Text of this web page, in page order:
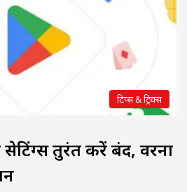
टिप्स & ट्रिक्स
सेटिंग्स तुरंत करें बंद, वरना